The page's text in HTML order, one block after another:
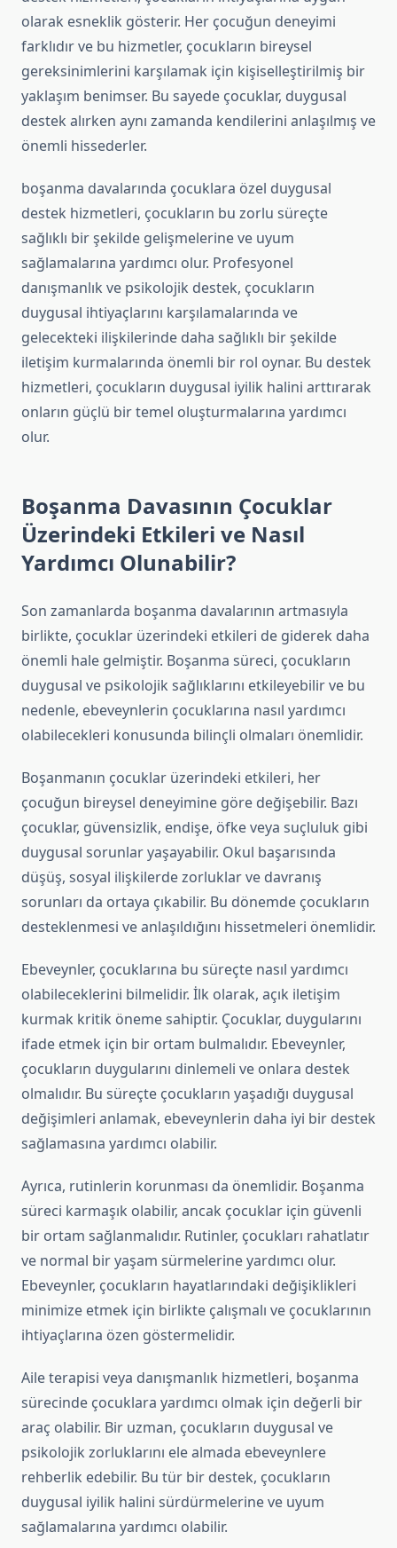
olarak esneklik gösterir. Her çocuğun deneyimi
farklıdır ve bu hizmetler, çocukların bireysel
gereksinimlerini karşılamak için kişiselleştirilmiş bir
yaklaşım benimser. Bu sayede çocuklar, duygusal
destek alırken aynı zamanda kendilerini anlaşılmış ve
önemli hissederler.
boşanma davalarında çocuklara özel duygusal
destek hizmetleri, çocukların bu zorlu süreçte
sağlıklı bir şekilde gelişmelerine ve uyum
sağlamalarına yardımcı olur. Profesyonel
danışmanlık ve psikolojik destek, çocukların
duygusal ihtiyaçlarını karşılamalarında ve
gelecekteki ilişkilerinde daha sağlıklı bir şekilde
iletişim kurmalarında önemli bir rol oynar. Bu destek
hizmetleri, çocukların duygusal iyilik halini arttırarak
onların güçlü bir temel oluşturmalarına yardımcı
olur.
Boşanma Davasının Çocuklar
Üzerindeki Etkileri ve Nasıl
Yardımcı Olunabilir?
Son zamanlarda boşanma davalarının artmasıyla
birlikte, çocuklar üzerindeki etkileri de giderek daha
önemli hale gelmiştir. Boşanma süreci, çocukların
duygusal ve psikolojik sağlıklarını etkileyebilir ve bu
nedenle, ebeveynlerin çocuklarına nasıl yardımcı
olabilecekleri konusunda bilinçli olmaları önemlidir.
Boşanmanın çocuklar üzerindeki etkileri, her
çocuğun bireysel deneyimine göre değişebilir. Bazı
çocuklar, güvensizlik, endişe, öfke veya suçluluk gibi
duygusal sorunlar yaşayabilir. Okul başarısında
düşüş, sosyal ilişkilerde zorluklar ve davranış
sorunları da ortaya çıkabilir. Bu dönemde çocukların
desteklenmesi ve anlaşıldığını hissetmeleri önemlidir.
Ebeveynler, çocuklarına bu süreçte nasıl yardımcı
olabileceklerini bilmelidir. İlk olarak, açık iletişim
kurmak kritik öneme sahiptir. Çocuklar, duygularını
ifade etmek için bir ortam bulmalıdır. Ebeveynler,
çocukların duygularını dinlemeli ve onlara destek
olmalıdır. Bu süreçte çocukların yaşadığı duygusal
değişimleri anlamak, ebeveynlerin daha iyi bir destek
sağlamasına yardımcı olabilir.
Ayrıca, rutinlerin korunması da önemlidir. Boşanma
süreci karmaşık olabilir, ancak çocuklar için güvenli
bir ortam sağlanmalıdır. Rutinler, çocukları rahatlatır
ve normal bir yaşam sürmelerine yardımcı olur.
Ebeveynler, çocukların hayatlarındaki değişiklikleri
minimize etmek için birlikte çalışmalı ve çocuklarının
ihtiyaçlarına özen göstermelidir.
Aile terapisi veya danışmanlık hizmetleri, boşanma
sürecinde çocuklara yardımcı olmak için değerli bir
araç olabilir. Bir uzman, çocukların duygusal ve
psikolojik zorluklarını ele almada ebeveynlere
rehberlik edebilir. Bu tür bir destek, çocukların
duygusal iyilik halini sürdürmelerine ve uyum
sağlamalarına yardımcı olabilir.